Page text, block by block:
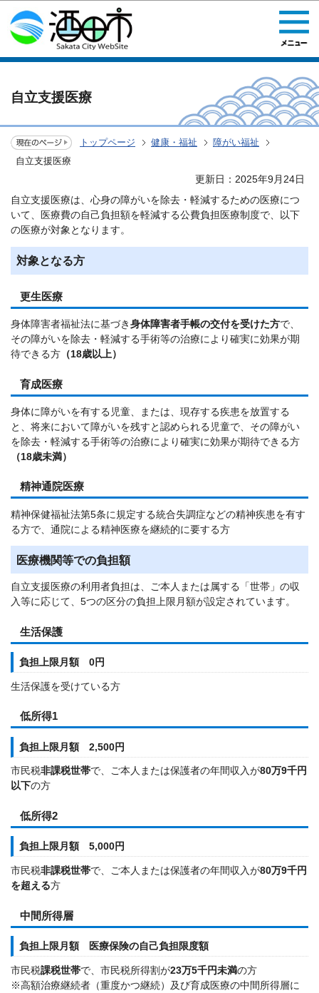
このページの本文へ移動
自立支援医療
トップページ 健康・福祉
障がい福祉
自立支援医療
更新日：2025年9月24日
自立支援医療は、心身の障がいを除去・軽減するための医療につ
いて、医療費の自己負担額を軽減する公費負担医療制度で、以下
の医療が対象となります。
対象となる方
更生医療
身体障害者福祉法に基づき身体障害者手帳の交付を受けた方で、
その障がいを除去・軽減する手術等の治療により確実に効果が期
待できる方 （18歳以上）
育成医療
身体に障がいを有する児童、または、現存する疾患を放置する
と、将来において障がいを残すと認められる児童で、その障がい
を除去・軽減する手術等の治療により確実に効果が期待できる方
（18歳未満）
精神通院医療
精神保健福祉法第5条に規定する統合失調症などの精神疾患を有す
る方で、通院による精神医療を継続的に要する方
医療機関等での負担額
自立支援医療の利用者負担は、ご本人または属する「世帯」の収
入等に応じて、5つの区分の負担上限月額が設定されています。
生活保護
負担上限月額 0円
生活保護を受けている方
低所得1
負担上限月額 2,500円
市民税非課税世帯で、ご本人または保護者の年間収入が80万9千円
以下の方
低所得2
負担上限月額 5,000円
市民税非課税世帯で、ご本人または保護者の年間収入が80万9千円
を超える方
中間所得層
負担上限月額 医療保険の自己負担限度額
市民税課税世帯で、市民税所得割が23万5千円未満の方
※高額治療継続者（重度かつ継続）及び育成医療の中間所得層に